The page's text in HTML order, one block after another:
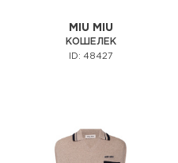
MIU MIU
КОШЕЛЕК
ID: 48427